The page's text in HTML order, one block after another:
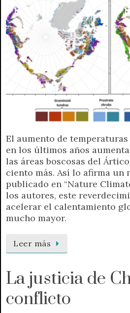
El aumento de temperaturas
en los últimos años
las áreas boscosas del
ciento más. Así lo afirma un
publicado en “Nature
los autores, este
acelerar el calentamiento
mucho mayor.
Leer más
La justicia de
conflicto